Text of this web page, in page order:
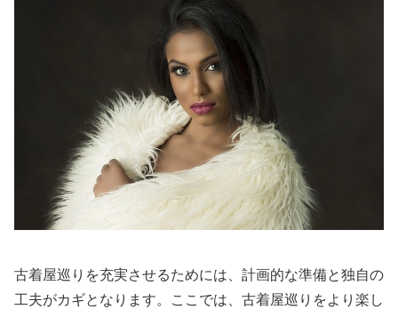
古着屋巡りを充実させるためには、計画的な準備と独自の
工夫がカギとなります。ここでは、古着屋巡りをより楽し